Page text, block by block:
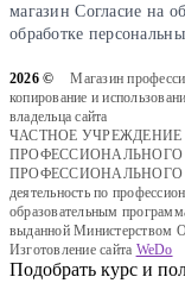
магазинCогласие на
обработке
2026 ©
Магазин
копирование и
владельца сайта
ЧАСТНОЕ
ПРОФЕССИОНАЛЬНОГО
ПРОФЕССИОНАЛЬНОГО
деятельность по
образовательным
выданной Министерством
Изготовление сайта WeDo
Подобрать курс и